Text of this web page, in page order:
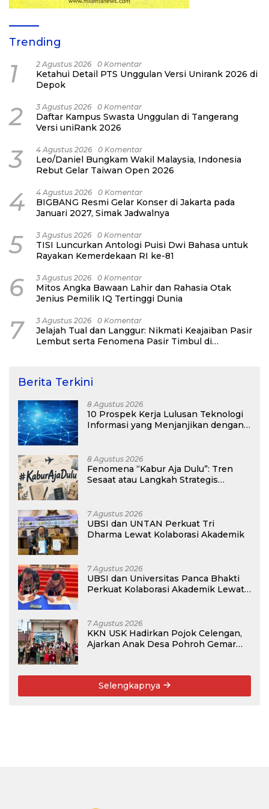
Trending
1 2 Agustus 2026 0 Komentar
Ketahui Detail PTS Unggulan Versi Unirank 2026 di
Depok
2 3 Agustus 2026 0 Komentar
Daftar Kampus Swasta Unggulan di Tangerang
Versi uniRank 2026
3 4 Agustus 2026 0 Komentar
Leo/Daniel Bungkam Wakil Malaysia, Indonesia
Rebut Gelar Taiwan Open 2026
4 4 Agustus 2026 0 Komentar
BIGBANG Resmi Gelar Konser di Jakarta pada
Januari 2027, Simak Jadwalnya
5 3 Agustus 2026 0 Komentar
TISI Luncurkan Antologi Puisi Dwi Bahasa untuk
Rayakan Kemerdekaan RI ke-81
6 3 Agustus 2026 0 Komentar
Mitos Angka Bawaan Lahir dan Rahasia Otak
Jenius Pemilik IQ Tertinggi Dunia
7 3 Agustus 2026 0 Komentar
Jelajah Tual dan Langgur: Nikmati Keajaiban Pasir
Lembut serta Fenomena Pasir Timbul di
Berita Terkini
8 Agustus 2026
10 Prospek Kerja Lulusan Teknologi
Informasi yang Menjanjikan dengan
8 Agustus 2026
Fenomena “Kabur Aja Dulu”: Tren
Sesaat atau Langkah Strategis
7 Agustus 2026
UBSI dan UNTAN Perkuat Tri
Dharma Lewat Kolaborasi Akademik
7 Agustus 2026
UBSI dan Universitas Panca Bhakti
Perkuat Kolaborasi Akademik Lewat
7 Agustus 2026
KKN USK Hadirkan Pojok Celengan,
Ajarkan Anak Desa Pohroh Gemar
Selengkapnya